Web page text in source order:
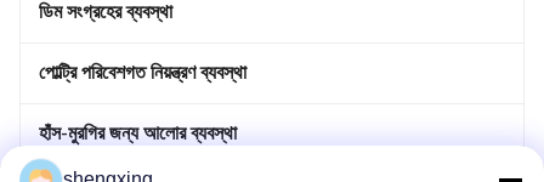
ডিম সংগ্রহের ব্যবস্থা
পোল্ট্রি পরিবেশগত নিয়ন্ত্রণ ব্যবস্থা
হাঁস-মুরগির জন্য আলোর ব্যবস্থা